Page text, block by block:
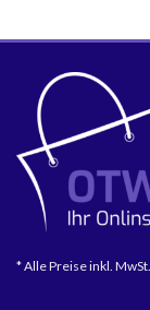
* Alle Preise inkl.